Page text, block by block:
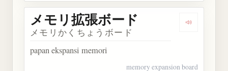
Dengarkan
メモリ拡張ボード
メモリかくちょうボード
papan ekspansi memori
memory expansion board